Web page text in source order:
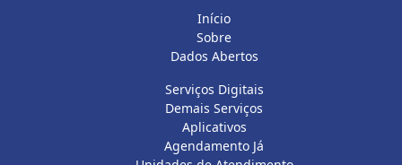
Início
Sobre
Dados Abertos
Serviços Digitais
Demais Serviços
Aplicativos
Agendamento Já